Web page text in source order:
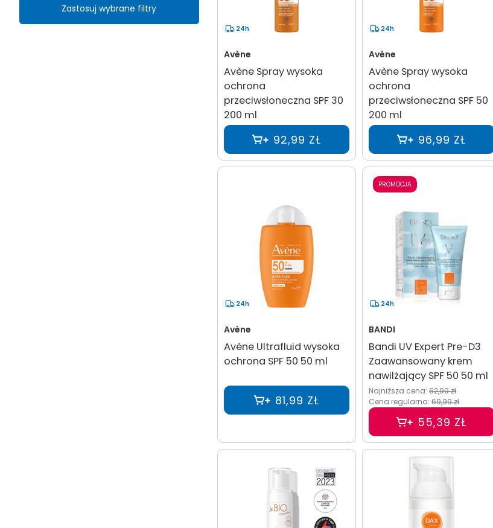
Zastosuj wybrane filtry
24h
Avène
Avène Spray wysoka
ochrona
przeciwsłoneczna SPF 30
200 ml
92,99 ZŁ
24h
Avène
Avène Spray wysoka
ochrona
przeciwsłoneczna SPF 50
200 ml
96,99 ZŁ
24h
Avène
Avène Ultrafluid wysoka
ochrona SPF 50 50 ml
81,99 ZŁ
PROMOCJA
24h
BANDI
Bandi UV Expert Pre-D3
Zaawansowany krem
nawilżający SPF 50 50 ml
Najniższa cena:62,99 zł
Cena regularna:69,99 zł
55,39 ZŁ